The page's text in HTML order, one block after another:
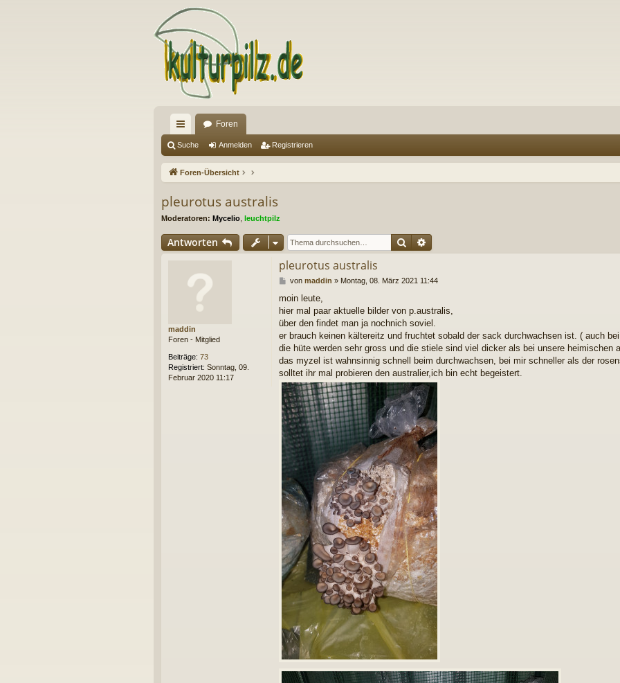
ch
ne
ug
Foren
Suche Anmelden Registrieren
Foren-Übersicht
pleurotus australis
Moderatoren: Mycelio leuchtpilz
Antworten Suche
maddin
Foren - Mitglied
Beiträge: 73
Registriert: Sonntag, 09.
Februar 2020 11:17
pleurotus australis
B
i
t
r
a
von maddin » Montag, 08. März 2021 11:44
moin leute,
hier mal paar aktuelle bilder von p.australis,
über den findet man ja nochnich soviel.
er brauch keinen kältereitz und fruchtet sobald der sack durchwachsen ist. ( auch
die hüte werden sehr gross und die stiele sind viel dicker als bei unsere heimischen
das myzel ist wahnsinnig schnell beim durchwachsen, bei mir schneller als der
solltet ihr mal probieren den australier,ich bin echt begeistert.